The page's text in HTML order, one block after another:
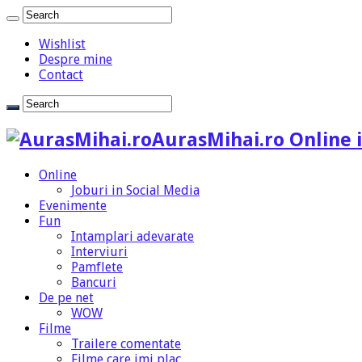
Wishlist
Despre mine
Contact
AurasMihai.ro Online
Online
Joburi in Social Media
Evenimente
Fun
Intamplari adevarate
Interviuri
Pamflete
Bancuri
De pe net
WOW
Filme
Trailere comentate